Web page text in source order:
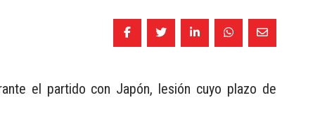
el partido con Japón, lesión cuyo plazo de